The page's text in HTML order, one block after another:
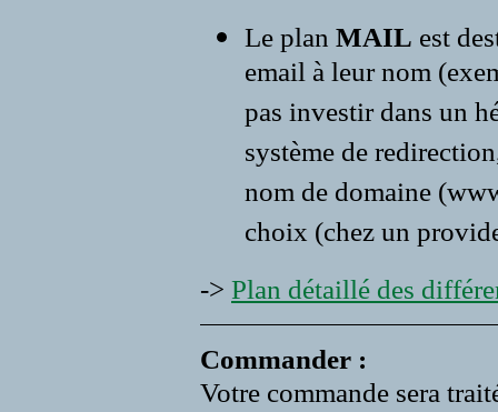
Le plan MAIL est
email à leur nom
pas investir dans un
système de
nom de domaine
choix (chez un
-> Plan détaillé des
Commander :
Votre commande sera